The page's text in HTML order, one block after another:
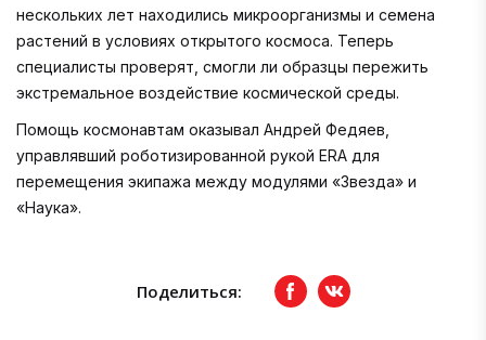
нескольких лет находились микроорганизмы и семена
растений в условиях открытого космоса. Теперь
специалисты проверят, смогли ли образцы пережить
экстремальное воздействие космической среды.
Помощь космонавтам оказывал Андрей Федяев,
управлявший роботизированной рукой ERA для
перемещения экипажа между модулями «Звезда» и
«Наука».
Поделиться: FacebookвКонтакте